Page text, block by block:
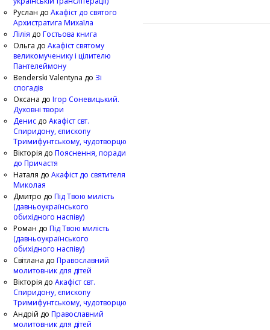
Руслан до Акафіст до святого
Архистратига Михаїла
Лілія до Гостьова книга
Ольга до Акафіст святому
великомученику і цілителю
Пантелеймону
Benderski Valentyna до Зі
спогадів
Оксана до Ігор Соневицький.
Духовні твори
Денис до Акафіст свт.
Спиридону, єпископу
Тримифунтському, чудотворцю
Вікторія до Пояснення, поради
до Причастя
Наталя до Акафіст до святителя
Миколая
Дмитро до Під Твою милість
(давньоукраїнського
обихідного наспіву)
Роман до Під Твою милість
(давньоукраїнського
обихідного наспіву)
Світлана до Православний
молитовник для дітей
Вікторія до Акафіст свт.
Спиридону, єпископу
Тримифунтському, чудотворцю
Андрій до Православний
молитовник для дітей